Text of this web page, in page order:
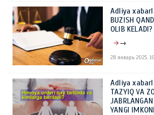
Adliya
BUZISH
OLIB KELADI?
→
28 январь 2025,
Adliya
TAZYIQ VA
YANGI